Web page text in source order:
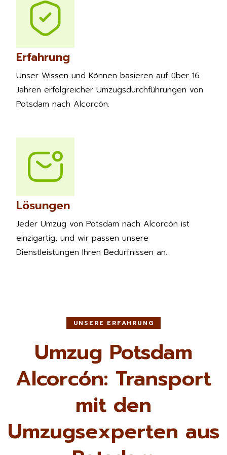
Erfahrung
Unser Wissen und Können basieren auf über 16
Jahren erfolgreicher Umzugsdurchführungen von
Potsdam nach Alcorcón.
Lösungen
Jeder Umzug von Potsdam nach Alcorcón ist
einzigartig, und wir passen unsere
Dienstleistungen Ihren Bedürfnissen an.
UNSERE ERFAHRUNG
Umzug Potsdam
Alcorcón: Transport
mit den
Umzugsexperten aus